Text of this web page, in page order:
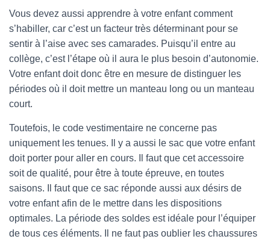
Vous devez aussi apprendre à votre enfant comment
s’habiller, car c’est un facteur très déterminant pour se
sentir à l’aise avec ses camarades. Puisqu’il entre au
collège, c’est l’étape où il aura le plus besoin d’autonomie.
Votre enfant doit donc être en mesure de distinguer les
périodes où il doit mettre un manteau long ou un manteau
court.
Toutefois, le code vestimentaire ne concerne pas
uniquement les tenues. Il y a aussi le sac que votre enfant
doit porter pour aller en cours. Il faut que cet accessoire
soit de qualité, pour être à toute épreuve, en toutes
saisons. Il faut que ce sac réponde aussi aux désirs de
votre enfant afin de le mettre dans les dispositions
optimales. La période des soldes est idéale pour l’équiper
de tous ces éléments. Il ne faut pas oublier les chaussures